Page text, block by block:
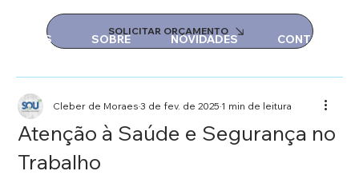
SOLICITAR ORÇAMENTO
SOBRE NOVIDADES CONTATO
Atenção à Saúde e Segurança no
Trabalho
Cleber de Moraes3 de fev. de 20251 min de leitura